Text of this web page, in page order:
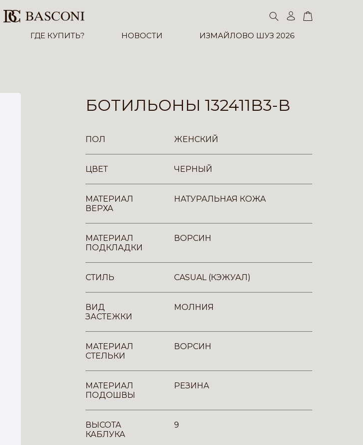
ГДЕ КУПИТЬ? НОВОСТИ ИЗМАЙЛОВО ШУЗ 2026
БОТИЛЬОНЫ 132411B3-B
ПОЛ ЖЕНСКИЙ
ЦВЕТ ЧЕРНЫЙ
МАТЕРИАЛ
ВЕРХА
НАТУРАЛЬНАЯ КОЖА
МАТЕРИАЛ
ПОДКЛАДКИ
ВОРСИН
СТИЛЬ CASUAL (КЭЖУАЛ)
ВИД
ЗАСТЕЖКИ
МОЛНИЯ
МАТЕРИАЛ
СТЕЛЬКИ
ВОРСИН
МАТЕРИАЛ
ПОДОШВЫ
РЕЗИНА
ВЫСОТА
КАБЛУКА
9